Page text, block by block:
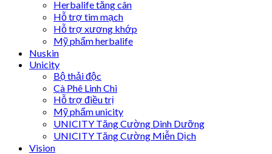
Herbalife tăng cân
Hỗ trợ tim mạch
Hỗ trợ xương khớp
Mỹ phẩm herbalife
Nuskin
Unicity
Bộ thải độc
Cà Phê Linh Chi
Hỗ trợ điều trị
Mỹ phẩm unicity
UNICITY Tăng Cường Dinh Dưỡng
UNICITY Tăng Cường Miễn Dịch
Vision